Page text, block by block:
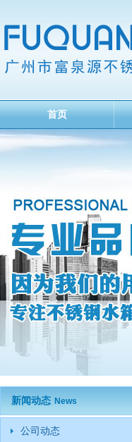
首页
新闻动态 News
公司动态